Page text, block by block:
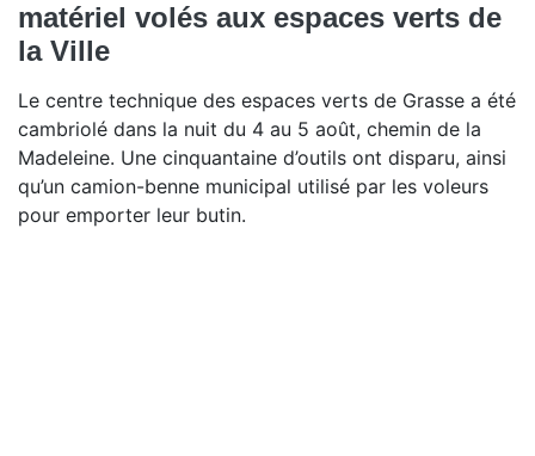
matériel volés aux espaces verts de
la Ville
Le centre technique des espaces verts de Grasse a été
cambriolé dans la nuit du 4 au 5 août, chemin de la
Madeleine. Une cinquantaine d’outils ont disparu, ainsi
qu’un camion-benne municipal utilisé par les voleurs
pour emporter leur butin.